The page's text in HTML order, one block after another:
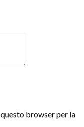
browser per la